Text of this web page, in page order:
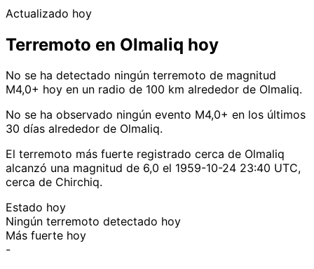
Actualizado hoy
Terremoto en Olmaliq hoy
No se ha detectado ningún terremoto de magnitud
M4,0+ hoy en un radio de 100 km alrededor de Olmaliq.
No se ha observado ningún evento M4,0+ en los últimos
30 días alrededor de Olmaliq.
El terremoto más fuerte registrado cerca de Olmaliq
alcanzó una magnitud de 6,0 el 1959-10-24 23:40 UTC,
cerca de Chirchiq.
Estado hoy
Ningún terremoto detectado hoy
Más fuerte hoy
-